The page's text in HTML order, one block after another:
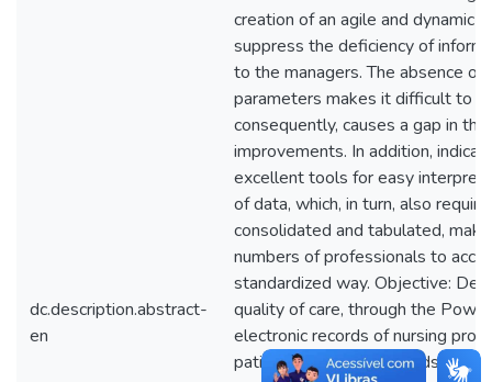
dc.description.abstract-
en
creation of an agile and dynamic
suppress the deficiency of
to the managers. The absence of
parameters makes it difficult to
consequently, causes a gap in
improvements. In addition,
excellent tools for easy
of data, which, in turn, also
consolidated and tabulated,
numbers of professionals to
standardized way. Objective:
quality of care, through the
electronic records of nursing
patients' electronic records.